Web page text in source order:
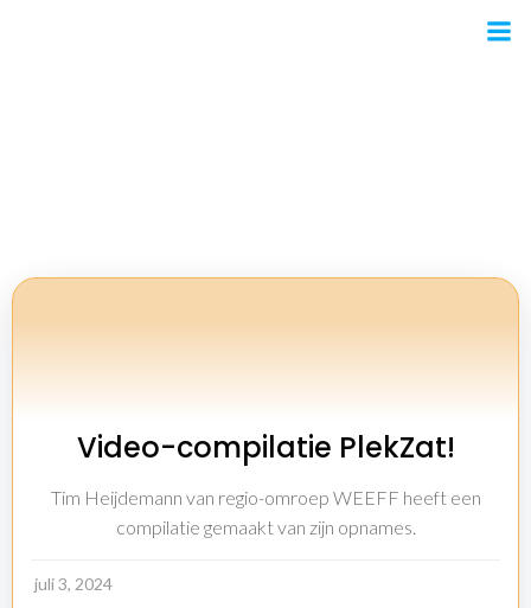
Video-compilatie PlekZat!
Tim Heijdemann van regio-omroep WEEFF heeft een
compilatie gemaakt van zijn opnames.
juli 3, 2024